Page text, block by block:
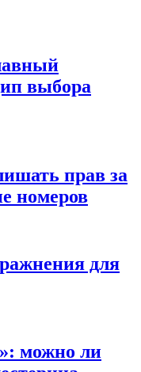
выбора
прав за
номеров
для
можно ли